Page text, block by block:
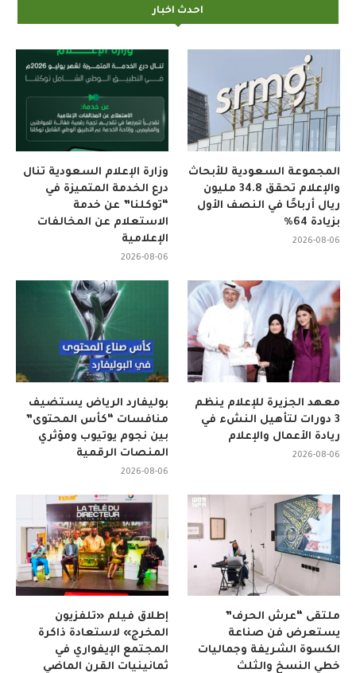
احدث اخبار
وزارة الإعلام السعودية تنال
درع الخدمة المتميزة في
“توكلنا” عن خدمة
الاستعلام عن المخالفات
الإعلامية
2026-08-06
المجموعة السعودية للأبحاث
والإعلام تحقق 34.8 مليون
ريال أرباحًا في النصف الأول
بزيادة 64%
2026-08-06
بوليفارد الرياض يستضيف
منافسات “كأس المحتوى”
بين نجوم يوتيوب ومؤثري
المنصات الرقمية
2026-08-06
معهد الجزيرة للإعلام ينظم
3 دورات لتأهيل النشء في
ريادة الأعمال والإعلام
2026-08-06
إطلاق فيلم «تلفزيون
المخرج» لاستعادة ذاكرة
المجتمع الإيفواري في
ثمانينيات القرن الماضي
ملتقى “عرش الحرف”
يستعرض فن صناعة
الكسوة الشريفة وجماليات
خطي النسخ والثلث